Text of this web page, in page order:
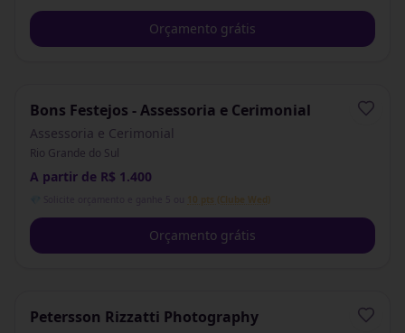
Orçamento grátis
Bons Festejos - Assessoria e Cerimonial
Assessoria e Cerimonial
Rio Grande do Sul
A partir de R$ 1.400
10 pts (Clube Wed)
Orçamento grátis
Petersson Rizzatti Photography